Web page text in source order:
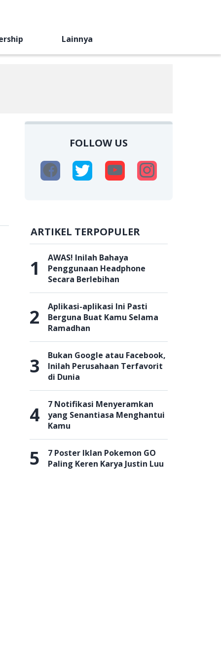
Lainnya
FOLLOW US
ARTIKEL TERPOPULER
1
AWAS! Inilah Bahaya
Penggunaan Headphone
Secara Berlebihan
2
Aplikasi-aplikasi Ini Pasti
Berguna Buat Kamu Selama
Ramadhan
3
Bukan Google atau Facebook,
Inilah Perusahaan Terfavorit
di Dunia
4
7 Notifikasi Menyeramkan
yang Senantiasa Menghantui
Kamu
5
7 Poster Iklan Pokemon GO
Paling Keren Karya Justin Luu